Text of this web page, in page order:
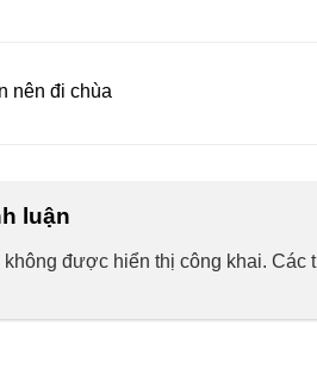
nên đi chùa
luận
không được hiển thị công khai. Các